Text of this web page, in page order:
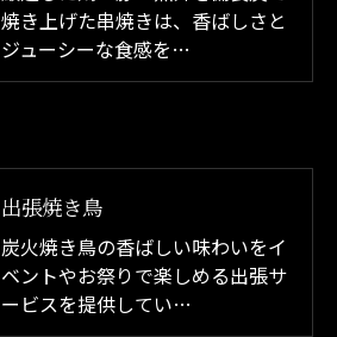
焼き上げた串焼きは、香ばしさと
ジューシーな食感を…
出張焼き鳥
炭火焼き鳥の香ばしい味わいをイ
ベントやお祭りで楽しめる出張サ
ービスを提供してい…